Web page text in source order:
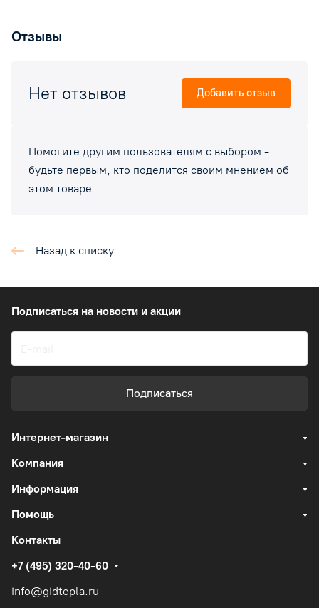
Отзывы
Помогите другим пользователям с выбором -
будьте первым, кто поделится своим мнением об
этом товаре
Нет отзывов Добавить отзыв
Назад к списку
Подписаться на новости и акции
Подписаться
Интернет-магазин
Компания
Информация
Помощь
Контакты
+7 (495) 320-40-60
info@gidtepla.ru